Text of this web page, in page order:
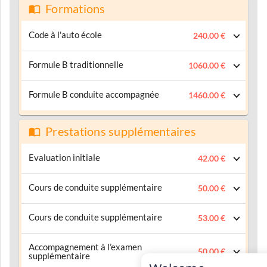
Formations
Code à l'auto école 240.00 €
Formule B traditionnelle 1060.00 €
Formule B conduite accompagnée 1460.00 €
Prestations supplémentaires
Evaluation initiale 42.00 €
Cours de conduite supplémentaire 50.00 €
Cours de conduite supplémentaire 53.00 €
Accompagnement à l’examen
supplémentaire
50.00 €